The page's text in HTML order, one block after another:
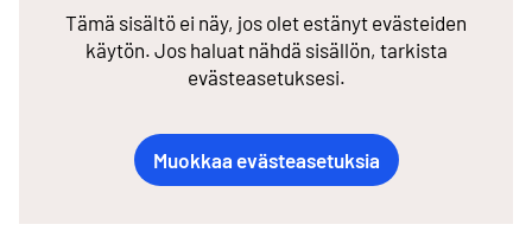
Tämä sisältö ei näy, jos olet estänyt evästeiden
käytön. Jos haluat nähdä sisällön, tarkista
evästeasetuksesi.
Muokkaa evästeasetuksia